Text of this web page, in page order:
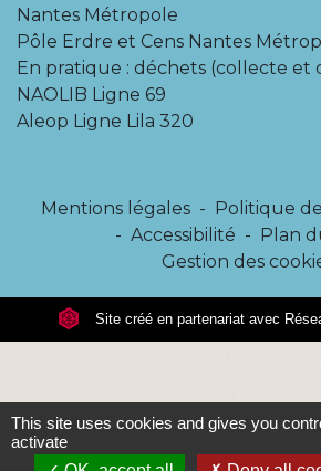
Nantes Métropole
Pôle Erdre et Cens Nantes
En pratique : déchets (collecte et
NAOLIB Ligne 69
Aleop Ligne Lila 320
Mentions légales - Politique
- Accessibilité - Plan
Gestion des
Site créé en partenariat avec
This site uses cookies and gives you
activate